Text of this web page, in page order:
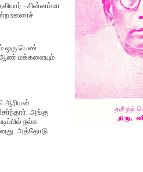
- சின்னம்மா
ஊரைச்
ஒரு பெண்
ஆண் மக்களையும்
ஆரியன்
அங்கு
நல்ல
அத்தோடு